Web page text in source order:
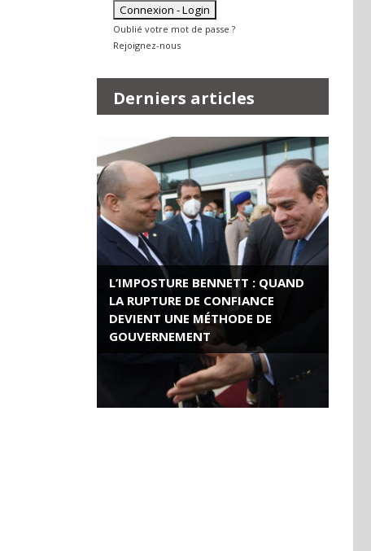
Oublié votre mot de passe ?
Rejoignez-nous
Derniers articles
L’IMPOSTURE BENNETT : QUAND
LA RUPTURE DE CONFIANCE
DEVIENT UNE MÉTHODE DE
GOUVERNEMENT
ROSE VALLAND, HEROÏNE DE LA
RESISTANCE FRANÇAISE